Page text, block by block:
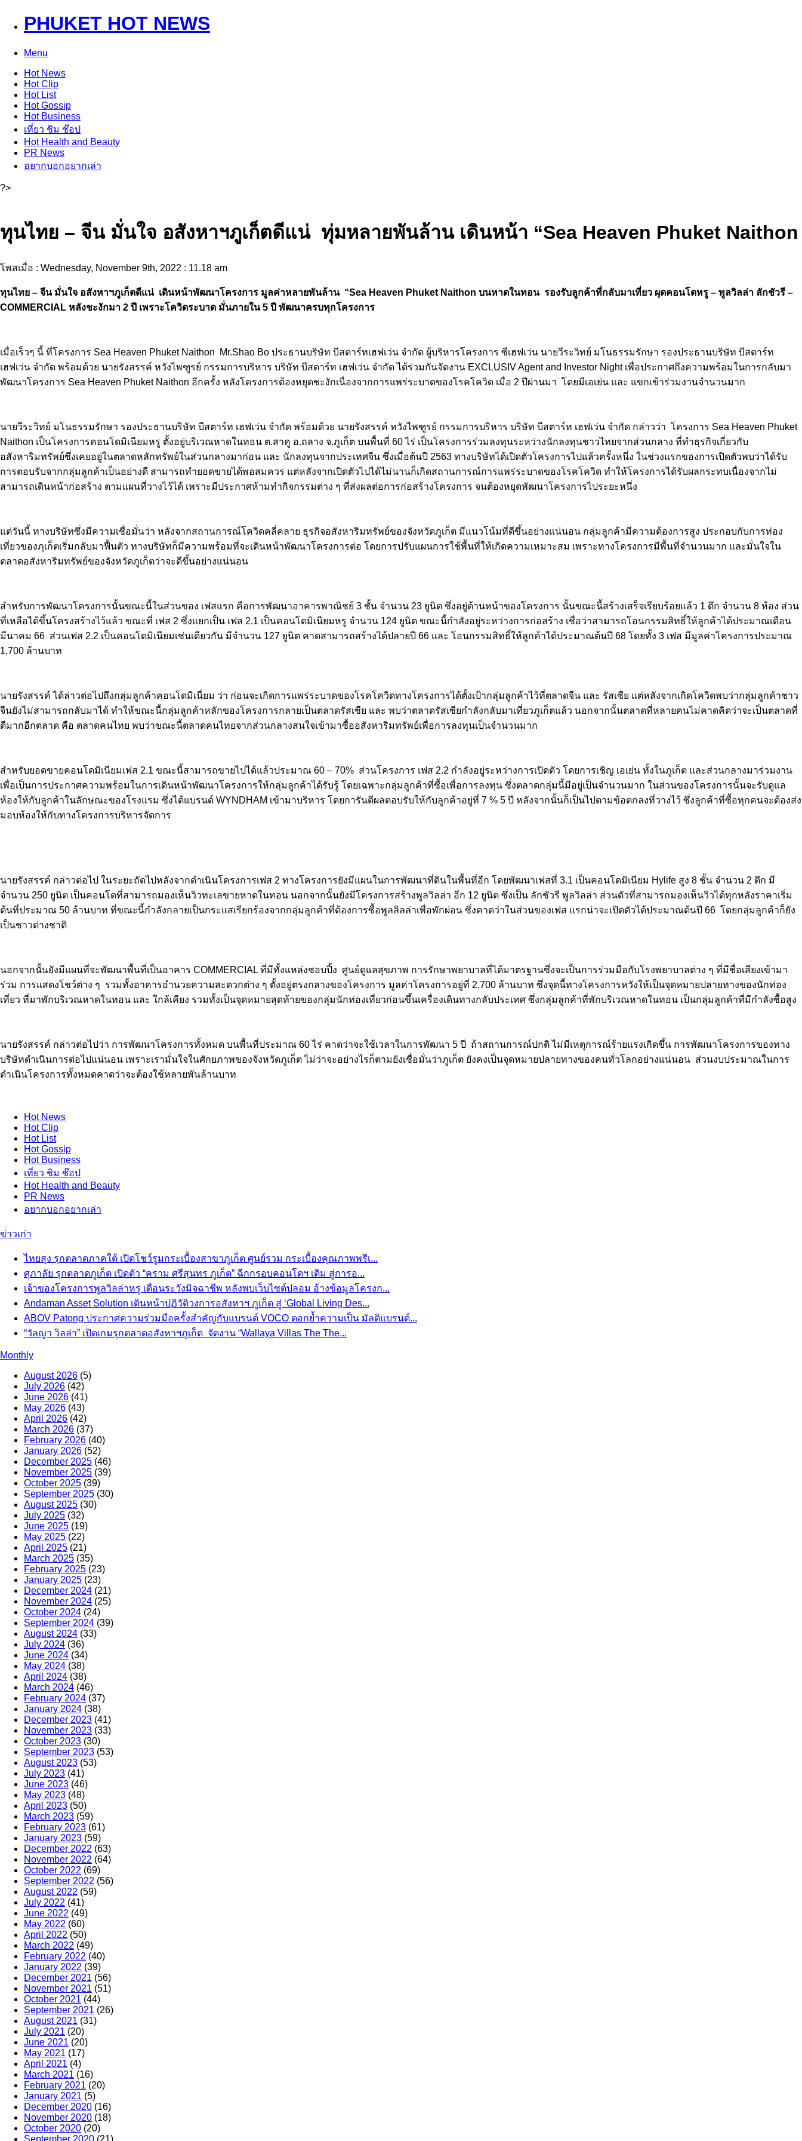
PHUKET HOT NEWS
Menu
HotNews
HotClip
HotList
HotGossip
HotBusiness
เที่ยว ชิม ช๊อป
HotHealth and Beauty
PR News
อยากบอกอยากเล่า
?>
ทุนไทย – จีน มั่นใจ อสังหาฯภูเก็ตดีแน่ ทุ่มหลายพันล้าน เดินหน้า “Sea Heaven Phuket Naithon
โพสเมื่อ : Wednesday, November 9th, 2022 : 11.18 am
ทุนไทย – จีน มั่นใจ อสังหาฯภูเก็ตดีแน่ เดินหน้าพัฒนาโครงการ มูลค่าหลายพันล้าน “Sea Heaven Phuket Naithon บนหาดในทอน รองรับลูกค้าที่กลับมาเที่ยว ผุดคอนโดหรู – พูลวิลล่า ลักชัวรี –
COMMERCIAL หลังชะงักมา 2 ปี เพราะโควิดระบาด มั่นภายใน 5 ปี พัฒนาครบทุกโครงการ
เมื่อเร็วๆ นี้ ที่โครงการ Sea Heaven Phuket Naithon Mr.Shao Bo ประธานบริษัท บีสตาร์ทเฮฟเว่น จำกัด ผู้บริหารโครงการ ซีเฮฟเว่น นายวีระวิทย์ มโนธรรมรักษา รองประธานบริษัท บีสตาร์ท
เฮฟเว่น จำกัด พร้อมด้วย นายรังสรรค์ หวังไพฑูรย์ กรรมการบริหาร บริษัท บีสตาร์ท เฮฟเว่น จำกัด ได้ร่วมกันจัดงาน EXCLUSIV Agent and Investor Night เพื่อประกาศถึงความพร้อมในการกลับมา
พัฒนาโครงการ Sea Heaven Phuket Naithon อีกครั้ง หลังโครงการต้องหยุดชะงักเนื่องจากการแพร่ระบาดของโรคโควิด เมื่อ 2 ปีผ่านมา โดยมีเอเย่น และ แขกเข้าร่วมงานจำนวนมาก
นายวีระวิทย์ มโนธรรมรักษา รองประธานบริษัท บีสตาร์ท เฮฟเว่น จำกัด พร้อมด้วย นายรังสรรค์ หวังไพฑูรย์ กรรมการบริหาร บริษัท บีสตาร์ท เฮฟเว่น จำกัด กล่าวว่า โครงการ Sea Heaven Phuket
Naithon เป็นโครงการคอนโดมิเนียมหรู ตั้งอยู่บริเวณหาดในทอน ต.สาคู อ.ถลาง จ.ภูเก็ต บนพื้นที่ 60 ไร่ เป็นโครงการร่วมลงทุนระหว่างนักลงทุนชาวไทยจากส่วนกลาง ที่ทำธุรกิจเกี่ยวกับ
อสังหาริมทรัพย์ซึ่งเคยอยู่ในตลาดหลักทรัพย์ในส่วนกลางมาก่อน และ นักลงทุนจากประเทศจีน ซึ่งเมื่อต้นปี 2563 ทางบริษัทได้เปิดตัวโครงการไปแล้วครั้งหนึ่ง ในช่วงแรกของการเปิดตัวพบว่าได้รับ
การตอบรับจากกลุ่มลูกค้าเป็นอย่างดี สามารถทำยอดขายได้พอสมควร แต่หลังจากเปิดตัวไปได้ไม่นานก็เกิดสถานการณ์การแพร่ระบาดของโรคโควิด ทำให้โครงการได้รับผลกระทบเนื่องจากไม่
สามารถเดินหน้าก่อสร้าง ตามแผนที่วางไว้ได้ เพราะมีประกาศห้ามทำกิจกรรมต่าง ๆ ที่ส่งผลต่อการก่อสร้างโครงการ จนต้องหยุดพัฒนาโครงการไประยะหนึ่ง
แต่วันนี้ ทางบริษัทซึ่งมีความเชื่อมั่นว่า หลังจากสถานการณ์โควิดคลี่คลาย ธุรกิจอสังหาริมทรัพย์ของจังหวัดภูเก็ต มีแนวโน้มที่ดีขึ้นอย่างแน่นอน กลุ่มลูกค้ามีความต้องการสูง ประกอบกับการท่อง
เที่ยวของภุเก็ตเริ่มกลับมาฟื้นตัว ทางบริษัทก็มีความพร้อมที่จะเดินหน้าพัฒนาโครงการต่อ โดยการปรับแผนการใช้พื้นที่ให้เกิดความเหมาะสม เพราะทางโครงการมีพื้นที่จำนวนมาก และมั่นใจใน
ตลาดอสังหาริมทรัพย์ของจังหวัดภูเก็ตว่าจะดีขึ้นอย่างแน่นอน
สำหรับการพัฒนาโครงการนั้นขณะนี้ในส่วนของ เฟสแรก คือการพัฒนาอาคารพาณิชย์ 3 ชั้น จำนวน 23 ยูนิต ซึ่งอยู่ด้านหน้าของโครงการ นั้นขณะนี้สร้างเสร็จเรียบร้อยแล้ว 1 ตึก จำนวน 8 ห้อง ส่วน
ที่เหลือได้ขึ้นโครงสร้างไว้แล้ว ขณะที่ เฟส 2 ซึ่งแยกเป็น เฟส 2.1 เป็นคอนโดมิเนียมหรู จำนวน 124 ยูนิต ขณะนี้กำลังอยู่ระหว่างการก่อสร้าง เชื่อว่าสามารถโอนกรรมสิทธิ์ให้ลูกค้าได้ประมาณเดือน
มีนาคม 66 ส่วนเฟส 2.2 เป็นคอนโดมิเนียมเช่นเดียวกัน มีจำนวน 127 ยูนิต คาดสามารถสร้างได้ปลายปี 66 และ โอนกรรมสิทธิ์ให้ลูกค้าได้ประมาณต้นปี 68 โดยทั้ง 3 เฟส มีมูลค่าโครงการประมาณ
1,700 ล้านบาท
นายรังสรรค์ ได้ล่าวต่อไปถึงกลุ่มลูกค้าคอนโดมิเนี่ยม ว่า ก่อนจะเกิดการแพร่ระบาดของโรคโควิดทางโครงการได้ตั้งเป้ากลุ่มลูกค้าไว้ที่ตลาดจีน และ รัสเซีย แต่หลังจากเกิดโควิดพบว่ากลุ่มลูกค้าชาว
จีนยังไม่สามารถกลับมาได้ ทำให้ขณะนี้กลุ่มลูกค้าหลักของโครงการกลายเป็นตลาดรัสเซีย และ พบว่าตลาดรัสเซียกำลังกลับมาเที่ยวภูเก็ตแล้ว นอกจากนั้นตลาดที่หลายคนไม่คาดคิดว่าจะเป็นตลาดที่
ดีมากอีกตลาด คือ ตลาดคนไทย พบว่าขณะนี้ตลาดคนไทยจากส่วนกลางสนใจเข้ามาซื้ออสังหาริมทรัพย์เพื่อการลงทุนเป็นจำนวนมาก
สำหรับยอดขายคอนโดมิเนียมเฟส 2.1 ขณะนี้สามารถขายไปได้แล้วประมาณ 60 – 70% ส่วนโครงการ เฟส 2.2 กำลังอยู่ระหว่างการเปิดตัว โดยการเชิญ เอเย่น ทั้งในภูเก็ต และส่วนกลางมาร่วมงาน
เพื่อเป็นการประกาศความพร้อมในการเดินหน้าพัฒนาโครงการให้กลุ่มลูกค้าได้รับรู้ โดยเฉพาะกลุ่มลูกค้าที่ซื้อเพื่อการลงทุน ซึ่งตลาดกลุ่มนี้มีอยู่เป็นจำนวนมาก ในส่วนของโครงการนั้นจะรับดูแล
ห้องให้กับลูกค้าในลักษณะของโรงแรม ซึ่งได้แบรนด์ WYNDHAM เข้ามาบริหาร โดยการันตีผลตอบรับให้กับลูกค้าอยู่ที่ 7 % 5 ปี หลังจากนั้นก็เป็นไปตามข้อตกลงที่วางไว้ ซึ่งลูกค้าที่ซื้อทุกคนจะต้องส่ง
มอบห้องให้กับทางโครงการบริหารจัดการ
นายรังสรรค์ กล่าวต่อไป ในระยะถัดไปหลังจากดำเนินโครงการเฟส 2 ทางโครงการยังมีแผนในการพัฒนาที่ดินในพื้นที่อีก โดยพัฒนาเฟสที่ 3.1 เป็นคอนโดมิเนียม Hylife สูง 8 ชั้น จำนวน 2 ตึก มี
จำนวน 250 ยูนิต เป็นคอนโดที่สามารถมองเห็นวิวทะเลขายหาดในทอน นอกจากนั้นยังมีโครงการสร้างพูลวิลล่า อีก 12 ยูนิต ซึ่งเป็น ลักชัวรี พูลวิลล่า ส่วนตัวที่สามารถมองเห็นวิวได้ทุกหลังราคาเริ่ม
ต้นที่ประมาณ 50 ล้านบาท ที่ขณะนี้กำลังกลายเป็นกระแสเรียกร้องจากกลุ่มลูกค้าที่ต้องการซื้อพูลลิลล่าเพื่อพักผ่อน ซึ่งคาดว่าในส่วนของเฟส แรกน่าจะเปิดตัวได้ประมาณต้นปี 66 โดยกลุ่มลูกค้าก็ยัง
เป็นชาวต่างชาติ
นอกจากนั้นยังมีแผนที่จะพัฒนาพื้นที่เป็นอาคาร COMMERCIAL ที่มีทั้งแหล่งชอบปิ้ง ศูนย์ดูแลสุขภาพ การรักษาพยาบาลที่ได้มาตรฐานซึ่งจะเป็นการร่วมมือกับโรงพยาบาลต่าง ๆ ที่มีชื่อเสียงเข้ามา
ร่วม การแสดงโชว์ต่าง ๆ รวมทั้งอาคารอำนวยความสะดวกต่าง ๆ ตั้งอยู่ตรงกลางของโครงการ มูลค่าโครงการอยู่ที่ 2,700 ล้านบาท ซึ่งจุดนี้ทางโครงการหวังให้เป็นจุดหมายปลายทางของนักท่อง
เที่ยว ที่มาพักบริเวณหาดในทอน และ ใกล้เคียง รวมทั้งเป็นจุดหมายสุดท้ายของกลุ่มนักท่องเที่ยวก่อนขึ้นเครื่องเดินทางกลับประเทศ ซึ่งกลุ่มลูกค้าที่พักบริเวณหาดในทอน เป็นกลุ่มลูกค้าที่มีกำลังซื้อสูง
นายรังสรรค์ กล่าวต่อไปว่า การพัฒนาโครงการทั้งหมด บนพื้นที่ประมาณ 60 ไร่ คาดว่าจะใช้เวลาในการพัฒนา 5 ปี ถ้าสถานการณ์ปกติ ไม่มีเหตุการณ์ร้ายแรงเกิดขึ้น การพัฒนาโครงการของทาง
บริษัทดำเนินการต่อไปแน่นอน เพราะเรามั่นใจในศักยภาพของจังหวัดภูเก็ต ไม่ว่าจะอย่างไรก็ตามยังเชื่อมั่นว่าภูเก็ต ยังคงเป็นจุดหมายปลายทางของคนทั่วโลกอย่างแน่นอน ส่วนงบประมาณในการ
ดำเนินโครงการทั้งหมดคาดว่าจะต้องใช้หลายพันล้านบาท
HotNews
HotClip
HotList
HotGossip
HotBusiness
เที่ยว ชิม ช๊อป
HotHealth and Beauty
PR News
อยากบอกอยากเล่า
ข่าวเก่า
ไทยสุง รุกตลาดภาคใต้ เปิดโชว์รูมกระเบื้องสาขาภูเก็ต ศูนย์รวม กระเบื้องคุณภาพพรีเ...
ศุภาลัย รุกตลาดภูเก็ต เปิดตัว “คราม ศรีสุนทร ภูเก็ต” ฉีกกรอบคอนโดฯ เดิม สู่การอ...
เจ้าของโครงการพูลวิลล่าหรู เตือนระวังมิจฉาชีพ หลังพบเว็บไซต์ปลอม อ้างข้อมูลโครงก...
Andaman Asset Solution เดินหน้าปฏิวัติวงการอสังหาฯ ภูเก็ต สู่ ‘Global Living Des...
ABOV Patong ประกาศความร่วมมือครั้งสำคัญกับแบรนด์ VOCO ตอกย้ำความเป็น มัลติแบรนด์...
“วัลญา วิลล่า” เปิดเกมรุกตลาดอสังหาฯภูเก็ต จัดงาน “Wallaya Villas The The...
Monthly
August 2026 (5)
July 2026 (42)
June 2026 (41)
May 2026 (43)
April 2026 (42)
March 2026 (37)
February 2026 (40)
January 2026 (52)
December 2025 (46)
November 2025 (39)
October 2025 (39)
September 2025 (30)
August 2025 (30)
July 2025 (32)
June 2025 (19)
May 2025 (22)
April 2025 (21)
March 2025 (35)
February 2025 (23)
January 2025 (23)
December 2024 (21)
November 2024 (25)
October 2024 (24)
September 2024 (39)
August 2024 (33)
July 2024 (36)
June 2024 (34)
May 2024 (38)
April 2024 (38)
March 2024 (46)
February 2024 (37)
January 2024 (38)
December 2023 (41)
November 2023 (33)
October 2023 (30)
September 2023 (53)
August 2023 (53)
July 2023 (41)
June 2023 (46)
May 2023 (48)
April 2023 (50)
March 2023 (59)
February 2023 (61)
January 2023 (59)
December 2022 (63)
November 2022 (64)
October 2022 (69)
September 2022 (56)
August 2022 (59)
July 2022 (41)
June 2022 (49)
May 2022 (60)
April 2022 (50)
March 2022 (49)
February 2022 (40)
January 2022 (39)
December 2021 (56)
November 2021 (51)
October 2021 (44)
September 2021 (26)
August 2021 (31)
July 2021 (20)
June 2021 (20)
May 2021 (17)
April 2021 (4)
March 2021 (16)
February 2021 (20)
January 2021 (5)
December 2020 (16)
November 2020 (18)
October 2020 (20)
September 2020 (21)